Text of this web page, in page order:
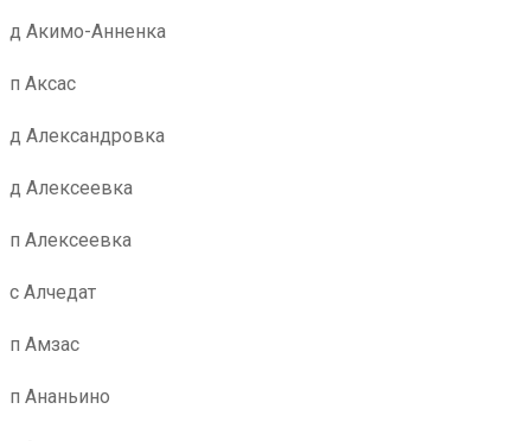
д Акимо-Анненка
п Аксас
д Александровка
д Алексеевка
п Алексеевка
с Алчедат
п Амзас
п Ананьино